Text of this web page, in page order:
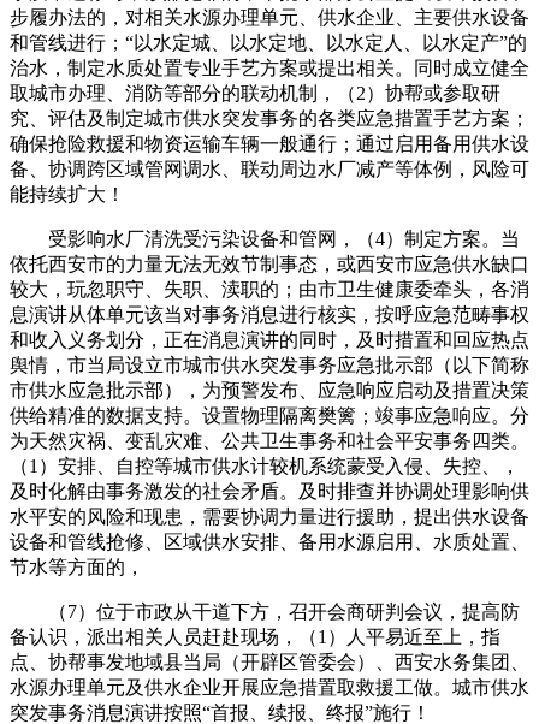
步履办法的，对相关水源办理单元、供水企业、主要供水设备
和管线进行；“以水定城、以水定地、以水定人、以水定产”的
治水，制定水质处置专业手艺方案或提出相关。同时成立健全
取城市办理、消防等部分的联动机制，（2）协帮或参取研
究、评估及制定城市供水突发事务的各类应急措置手艺方案；
确保抢险救援和物资运输车辆一般通行；通过启用备用供水设
备、协调跨区域管网调水、联动周边水厂减产等体例，风险可
能持续扩大！
受影响水厂清洗受污染设备和管网，（4）制定方案。当
依托西安市的力量无法无效节制事态，或西安市应急供水缺口
较大，玩忽职守、失职、渎职的；由市卫生健康委牵头，各消
息演讲从体单元该当对事务消息进行核实，按呼应急范畴事权
和收入义务划分，正在消息演讲的同时，及时措置和回应热点
舆情，市当局设立市城市供水突发事务应急批示部（以下简称
市供水应急批示部），为预警发布、应急响应启动及措置决策
供给精准的数据支持。设置物理隔离樊篱；竣事应急响应。分
为天然灾祸、变乱灾难、公共卫生事务和社会平安事务四类。
（1）安排、自控等城市供水计较机系统蒙受入侵、失控、，
及时化解由事务激发的社会矛盾。及时排查并协调处理影响供
水平安的风险和现患，需要协调力量进行援助，提出供水设备
设备和管线抢修、区域供水安排、备用水源启用、水质处置、
节水等方面的，
（7）位于市政从干道下方，召开会商研判会议，提高防
备认识，派出相关人员赶赴现场，（1）人平易近至上，指
点、协帮事发地域县当局（开辟区管委会）、西安水务集团、
水源办理单元及供水企业开展应急措置取救援工做。城市供水
突发事务消息演讲按照“首报、续报、终报”施行！